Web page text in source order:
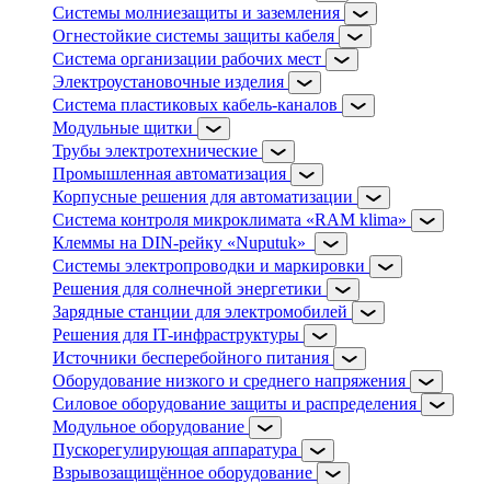
Системы молниезащиты и заземления
Огнестойкие системы защиты кабеля
Система организации рабочих мест
Электроустановочные изделия
Система пластиковых кабель-каналов
Модульные щитки
Трубы электротехнические
Промышленная автоматизация
Корпусные решения для автоматизации
Система контроля микроклимата «RAM klima»
Клеммы на DIN-рейку «Nuputuk»
Системы электропроводки и маркировки
Решения для солнечной энергетики
Зарядные станции для электромобилей
Решения для IT-инфраструктуры
Источники бесперебойного питания
Оборудование низкого и среднего напряжения
Силовое оборудование защиты и распределения
Модульное оборудование
Пускорегулирующая аппаратура
Взрывозащищённое оборудование